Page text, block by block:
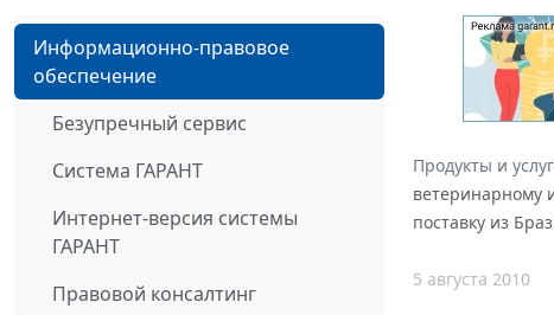
Информационно-правовое
обеспечение
Безупречный сервис
Система ГАРАНТ
Интернет-версия системы
ГАРАНТ
Правовой консалтинг
Продукты и
ветеринарному
поставку из
5 августа 2010